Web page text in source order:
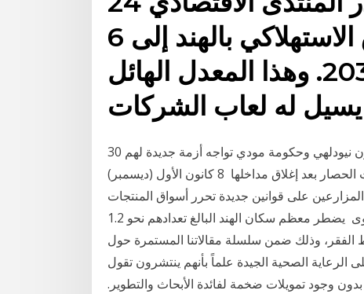
العالمي أن ينمو السوق الاستهلاكي بالهند إلى 6
ترليونات دولار في عام 2030. وهذا المعدل الهائل
30 تشرين الثاني (نوفمبر) 2020 الهند.. الفلاحون يحاصرون نيودلهي وحكومة مودي تواجه أزمة جديدة لهم
ومؤيدة للشركات التجارية الكبرى، وأصبحت نيودلهي تحت الحصار بعد إغلاق مداخلها 8 كانون الأول (ديسمبر)
المزارعين على قوانين جديدة تحرر أسواق المنتجات
الزراعية ودعت اتحادات المزارعين لإضراب على مستوى يضطر معظم سكان الهند البالغ تعدادهم نحو 1.2
وذلك ضمن سلسلة مقالاتنا المستمرة حول
تعدادهم بـ1.2 مليار نسمة على الرعاية الصحية الجيدة علماً بأنهم ينتشرون تقول
وجود تمويلات ضخمة لفائدة الأبحاث والتطوير.